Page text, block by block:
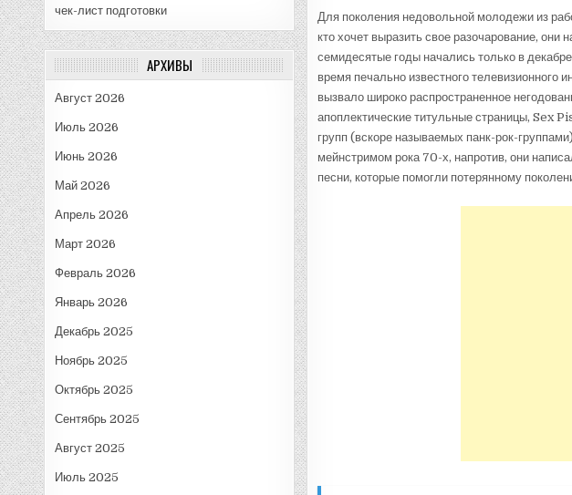
чек-лист подготовки
АРХИВЫ
Август 2026
Июль 2026
Июнь 2026
Май 2026
Апрель 2026
Март 2026
Февраль 2026
Январь 2026
Декабрь 2025
Ноябрь 2025
Октябрь 2025
Сентябрь 2025
Август 2025
Июль 2025
Для поколения недовольной молодежи из
кто хочет выразить свое разочарование, они
семидесятые годы начались только в
время печально известного телевизионного
вызвало широко распространенное
апоплектические титульные страницы, Sex
групп (вскоре называемых панк-рок-
мейнстримом рока 70-х, напротив, они
песни, которые помогли потерянному